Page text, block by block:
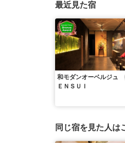
最近見た宿
和モダンオーベルジュ
ＥＮＳＵＩ
同じ宿を見た人は